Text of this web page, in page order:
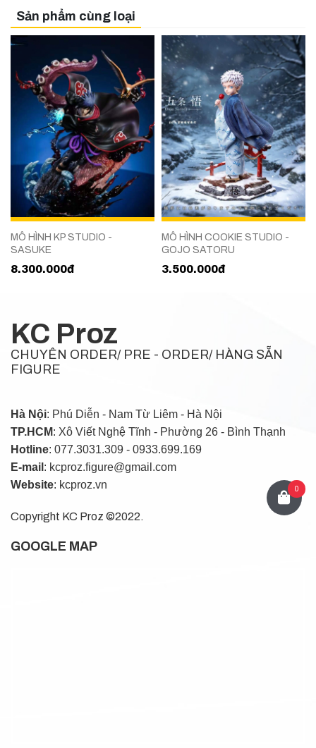
Sản phẩm cùng loại
MÔ HÌNH KP STUDIO -
SASUKE
8.300.000đ
MÔ HÌNH COOKIE STUDIO -
GOJO SATORU
3.500.000đ
KC Proz
CHUYÊN ORDER/ PRE - ORDER/ HÀNG SẴN
FIGURE
Hà Nội: Phú Diễn - Nam Từ Liêm - Hà Nội
TP.HCM: Xô Viết Nghệ Tĩnh - Phường 26 - Bình Thạnh
Hotline: 077.3031.309 - 0933.699.169
E-mail : kcproz.figure@gmail.com
Website: kcproz.vn
Copyright KC Proz ©2022.
GOOGLE MAP
0